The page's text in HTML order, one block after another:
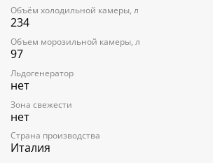
Внутреннее освещение LED
Зона сохранения свежести
На дверце:
2 регулируемая полка
1 полка с крышкой
МОРОЗИЛЬНОЕ ОТДЕЛЕНИЕ
Объём холодильной камеры, л
234
Объем морозильной камеры, л
97
Льдогенератор
нет
Зона свежести
нет
Страна производства
Италия